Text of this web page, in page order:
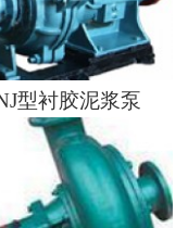
型衬胶泥浆泵